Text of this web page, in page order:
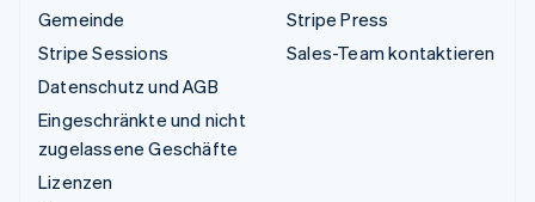
Gemeinde
Stripe Sessions
Datenschutz und AGB
Eingeschränkte und nicht
zugelassene Geschäfte
Lizenzen
Stripe Press
Sales-Team kontaktieren